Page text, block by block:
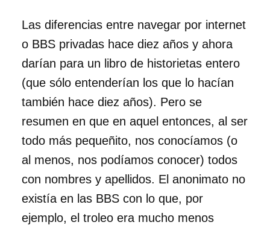
Las diferencias entre navegar por internet
o BBS privadas hace diez años y ahora
darían para un libro de historietas entero
(que sólo entenderían los que lo hacían
también hace diez años). Pero se
resumen en que en aquel entonces, al ser
todo más pequeñito, nos conocíamos (o
al menos, nos podíamos conocer) todos
con nombres y apellidos. El anonimato no
existía en las BBS con lo que, por
ejemplo, el troleo era mucho menos